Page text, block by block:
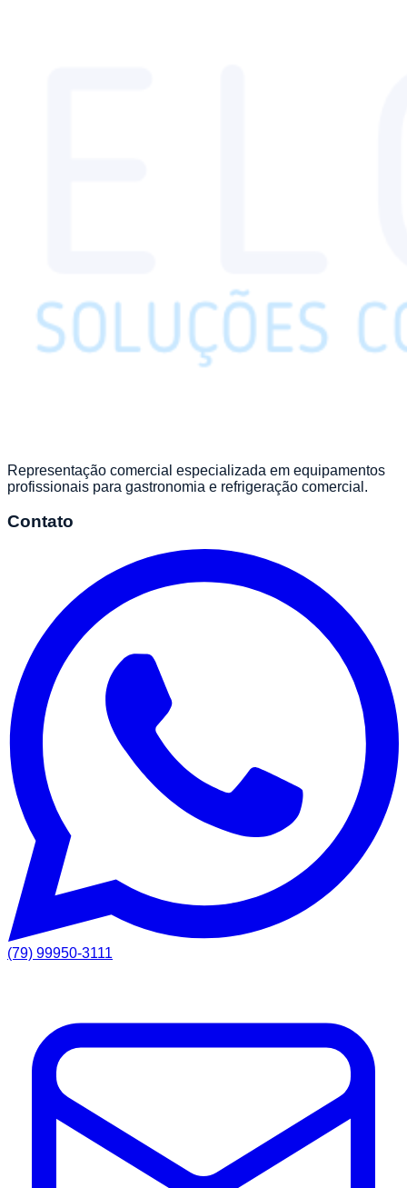
Representação comercial especializada em equipamentos
profissionais para gastronomia e refrigeração comercial.
Contato
(79) 99950-3111